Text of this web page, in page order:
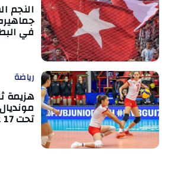
النجم
في
رياضة
هزيمة
تحت 17 عامًا